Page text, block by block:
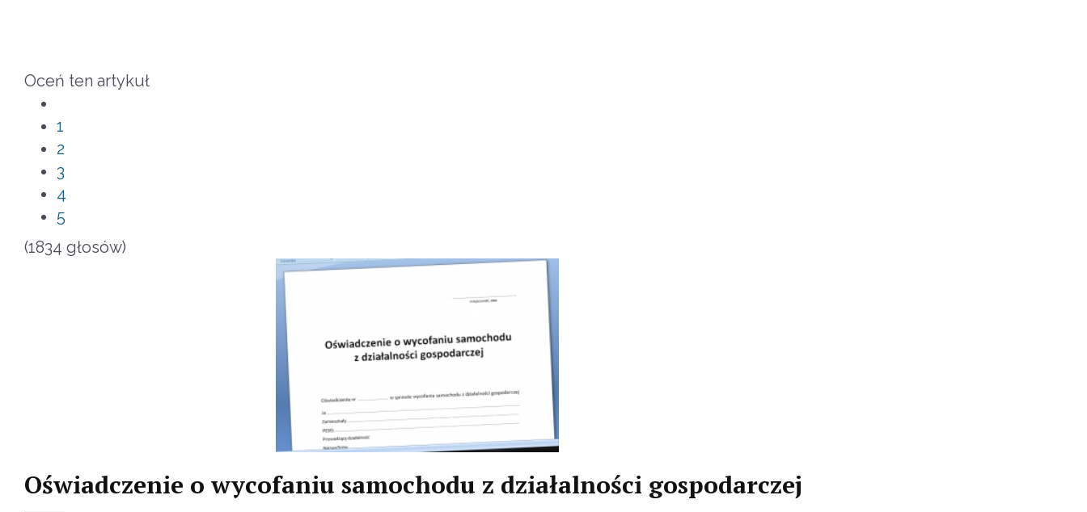
Oceń ten artykuł
1
2
3
4
5
(1834 głosów)
Oświadczenie o wycofaniu samochodu z działalności gospodarczej